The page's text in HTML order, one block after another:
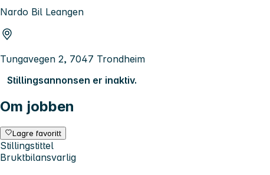
Nardo Bil Leangen
Tungavegen 2, 7047 Trondheim
Stillingsannonsen er inaktiv.
Om jobben
Lagre favoritt
Stillingstittel
Bruktbilansvarlig